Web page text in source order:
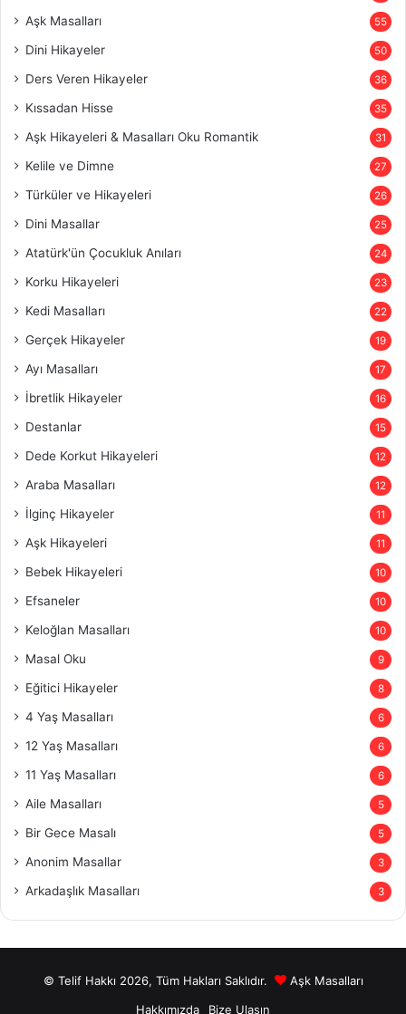
Aşk Masalları 55
Dini Hikayeler 50
Ders Veren Hikayeler 36
Kıssadan Hisse 35
Aşk Hikayeleri & Masalları Oku Romantik 31
Kelile ve Dimne 27
Türküler ve Hikayeleri 26
Dini Masallar 25
Atatürk'ün Çocukluk Anıları 24
Korku Hikayeleri 23
Kedi Masalları 22
Gerçek Hikayeler 19
Ayı Masalları 17
İbretlik Hikayeler 16
Destanlar 15
Dede Korkut Hikayeleri 12
Araba Masalları 12
İlginç Hikayeler 11
Aşk Hikayeleri 11
Bebek Hikayeleri 10
Efsaneler 10
Keloğlan Masalları 10
Masal Oku 9
Eğitici Hikayeler 8
4 Yaş Masalları 6
12 Yaş Masalları 6
11 Yaş Masalları 6
Aile Masalları 5
Bir Gece Masalı 5
Anonim Masallar 3
Arkadaşlık Masalları 3
© Telif Hakkı 2026, Tüm Hakları Saklıdır.
Aşk Masalları
Hakkımızda
Bize Ulaşın